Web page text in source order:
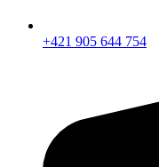
+421 905 644 754